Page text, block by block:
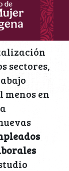
sectores,
menos en